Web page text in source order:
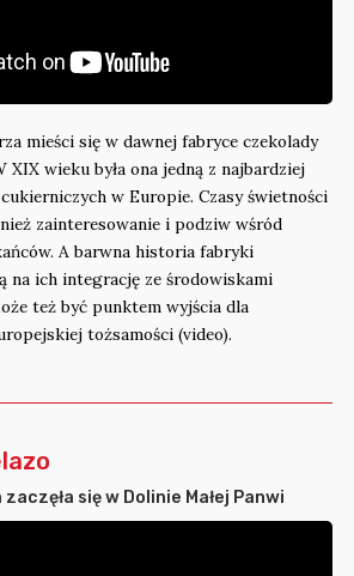
mieści się w dawnej fabryce czekolady
XIX wieku była ona jedną z najbardziej
w Europie. Czasy świetności
zainteresowanie i podziw wśród
A barwna historia fabryki
na ich integrację ze środowiskami
też być punktem wyjścia dla
tożsamości (video).
się w Dolinie Małej Panwi